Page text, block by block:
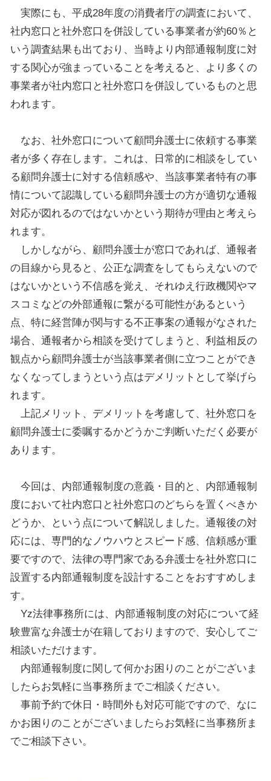
実際にも、平成28年度の消費者庁の調査において、
社内窓口と社外窓口を併設している事業者が約60％と
いう調査結果も出ており、当時より内部通報制度に対
する関心が強まっていることを考えると、より多くの
事業者が社内窓口と社外窓口を併設しているものと思
われます。
なお、社外窓口について顧問弁護士に依頼する事業
者が多く存在します。これは、日常的に相談をしてい
る顧問弁護士に対する信頼感や、当該事業者特有の事
情について認識している顧問弁護士の方が適切な通報
対応が図れるのではないかという期待が理由と考えら
れます。
しかしながら、顧問弁護士が窓口であれば、通報者
の目線から見ると、公正な調査をしてもらえないので
はないかという不信感を覚え、それゆえ行政機関やマ
スコミなどの外部通報に繋がる可能性があるという
点、特に経営陣が関与する不正事案の通報がなされた
場合、通報者から相談を受けてしまうと、利益相反の
観点から顧問弁護士が当該事業者側に立つことができ
なくなってしまうという点はデメリットとして挙げら
れます。
上記メリット、デメリットを考慮して、社外窓口を
顧問弁護士に委嘱するかどうかご判断いただく必要が
あります。
今回は、内部通報制度の意義・目的と、内部通報制
度において社内窓口と社外窓口のどちらを置くべきか
どうか、という点について解説しました。通報後の対
応には、専門的なノウハウとスピード感、信頼感が重
要ですので、法律の専門家である弁護士を社外窓口に
設置する内部通報制度を設計することをおすすめしま
す。
Yz法律事務所には、内部通報制度の対応について経
験豊富な弁護士が在籍しておりますので、安心してご
相談いただけます。
内部通報制度に関して何かお困りのことがございま
したらお気軽に当事務所までご相談ください。
事前予約で休日・時間外も対応可能ですので、なに
かお困りのことがございましたらお気軽に当事務所ま
でご相談下さい。